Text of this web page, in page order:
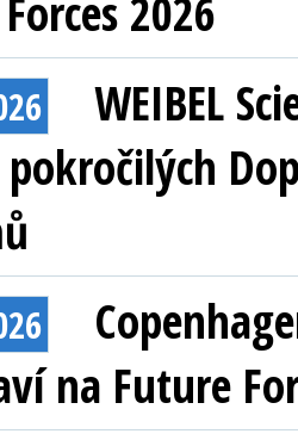
2026
WEIBEL
na Future